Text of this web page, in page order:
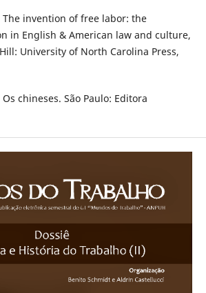
The invention of free labor: the
in English & American law and culture,
University of North Carolina Press,
Os chineses. São Paulo: Editora